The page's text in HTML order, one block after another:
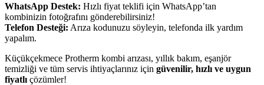
WhatsApp Destek: Hızlı fiyat teklifi için WhatsApp’tan
kombinizin fotoğrafını gönderebilirsiniz!
Telefon Desteği: Arıza kodunuzu söyleyin, telefonda ilk yardım
yapalım.
Küçükçekmece Protherm kombi arızası, yıllık bakım, eşanjör
temizliği ve tüm servis ihtiyaçlarınız için güvenilir, hızlı ve uygun
fiyatlı çözümler!